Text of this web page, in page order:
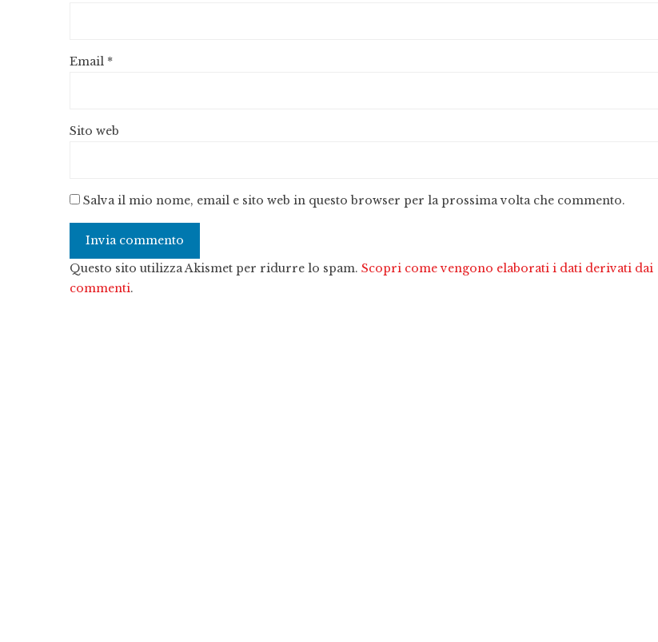
Email *
Sito web
Salva il mio nome, email e sito web in questo browser per la prossima volta che commento.
Questo sito utilizza Akismet per ridurre lo spam. Scopri come vengono elaborati i dati derivati dai
commenti.